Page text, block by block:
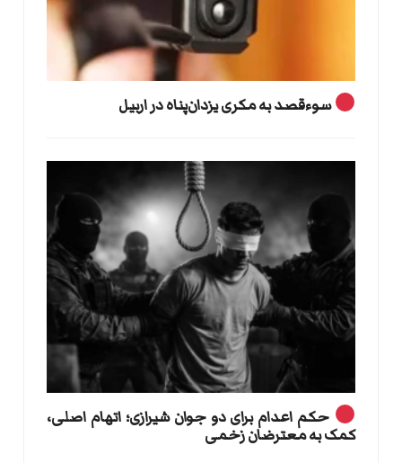
سوءقصد به مکری یزدان‌پناه در اربیل
حکم اعدام برای دو جوان شیرازی؛ اتهام اصلی،
کمک به معترضان زخمی